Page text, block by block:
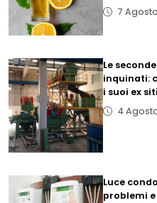
7
Le
inquinati:
i suoi ex
4
Luce
problemi